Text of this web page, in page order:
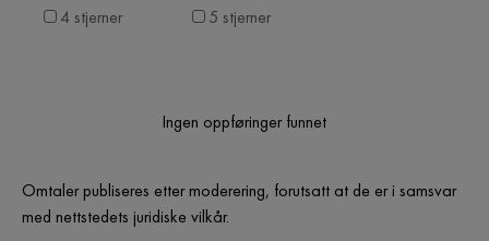
4 stjerner
5 stjerner
Ingen oppføringer funnet
Omtaler publiseres etter moderering, forutsatt at de er i samsvar
med nettstedets juridiske vilkår.